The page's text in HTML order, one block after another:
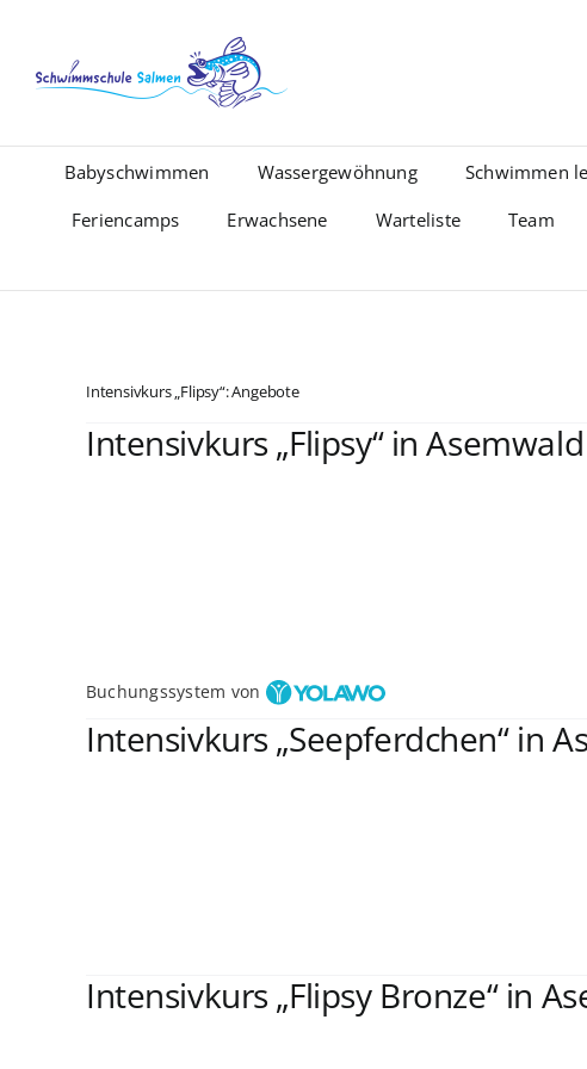
springen
Babyschwimmen Wassergewöhnung Schwimmen
Feriencamps
Erwachsene Warteliste Team
Intensivkurs „Flipsy“: Angebote
Intensivkurs „Flipsy“ in
Buchungssystem von
Intensivkurs „Seepferdchen“ in
Intensivkurs „Flipsy Bronze“ in